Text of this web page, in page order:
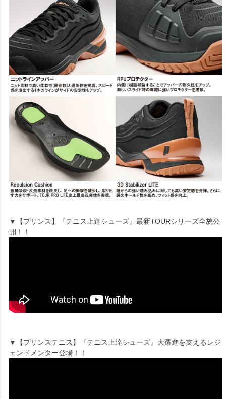
▼【プリンス】『テニス上達シューズ』最新TOURシリーズ全貌公
開！！
▼【プリンステニス】『テニス上達シューズ』大躍進を支えるレジ
ェンドメンター登場！！